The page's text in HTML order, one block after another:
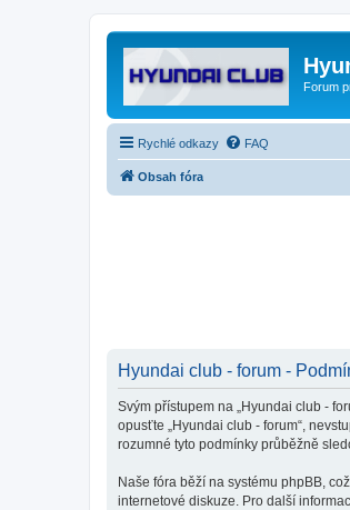
Forum
Rychlé odkazy FAQ
Obsah fóra
Hyundai club - forum -
Svým přístupem na „Hyundai club -
opusťte „Hyundai club - forum“,
rozumné tyto podmínky průběžně
Naše fóra běží na systému phpBB,
internetové diskuze. Pro další